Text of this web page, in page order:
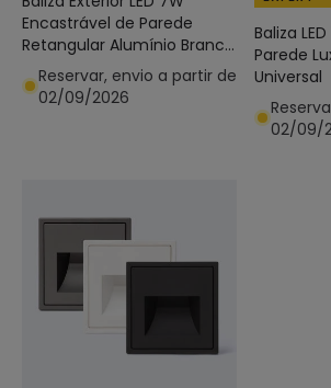
Encastrável de Parede
Retangular Alumínio Branco
Groult
Reservar, envio a partir de
02/09/2026
Baliza
Parede
Universal
02/09/